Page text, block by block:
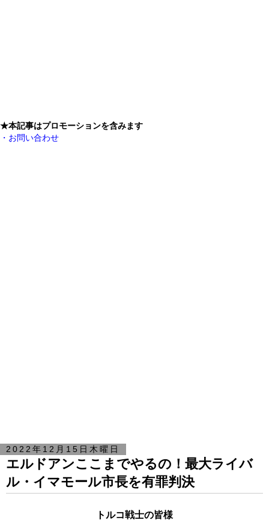
★本記事はプロモーションを含みます
・お問い合わせ
2022年12月15日木曜日
エルドアンここまでやるの！最大ライバ
ル・イマモール市長を有罪判決
トルコ戦士の皆様